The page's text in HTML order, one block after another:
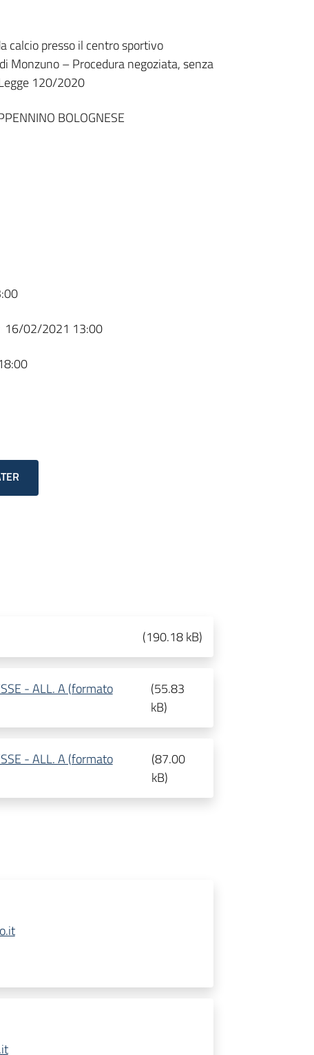
calcio presso il centro sportivo
Monzuno – Procedura negoziata, senza
120/2020
BOLOGNESE
16/02/2021 13:00
(190.18 kB)
- ALL. A (formato
(55.83
kB)
- ALL. A (formato
(87.00
kB)